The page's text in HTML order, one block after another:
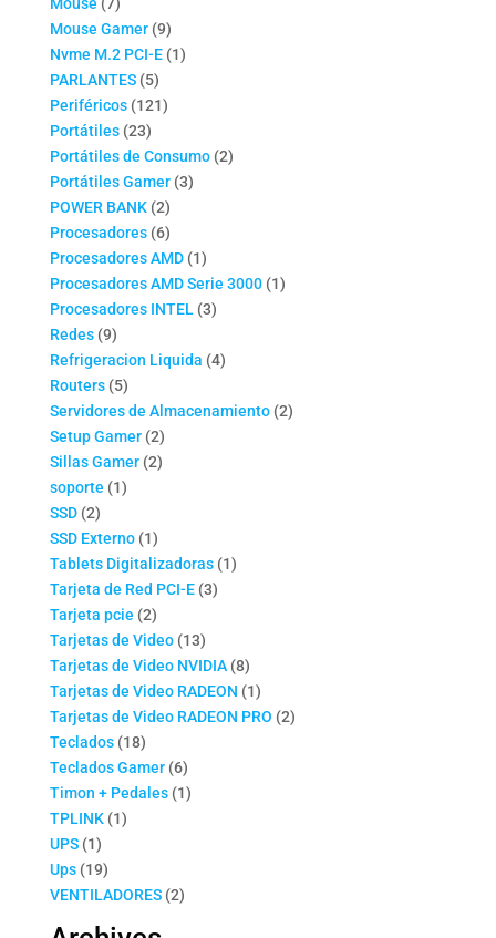
Mouse 7
productos
Mouse Gamer 99
productos
Nvme M.2 PCI-E 11
PARLANTES 55
productos
Periféricos 121121
Portátiles 2323
productos
Portátiles de Consumo 22
Portátiles Gamer 33
POWER BANK 22
productos
Procesadores 66
productos
Procesadores AMD 11
producto
Procesadores AMD Serie 3000 11
Procesadores INTEL 33
Redes 99
productos
Refrigeracion Liquida 44
Routers 55
productos
Servidores de Almacenamiento 22
Setup Gamer 22
productos
Sillas Gamer 22
soporte 11
SSD 22
productos
SSD Externo 11
producto
Tablets Digitalizadoras 11
Tarjeta de Red PCI-E 33
Tarjeta pcie 22
productos
Tarjetas de Video 1313
productos
Tarjetas de Video NVIDIA 88
productos
Tarjetas de Video RADEON 11
producto
Tarjetas de Video RADEON PRO 22
Teclados 1818
productos
Teclados Gamer 66
productos
Timon + Pedales 11
TPLINK 11
UPS 11
producto
Ups 1919
productos
VENTILADORES 22